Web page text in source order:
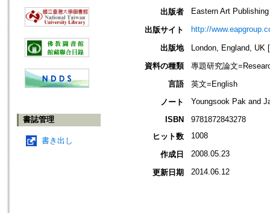
書誌管理
書き出し
出版者 Eastern Art Publishing
出版サイト http://
出版地
London, England, UK
資料の種類
專題研究論文
言語
英文=English
ノート
Youngsook Pak and
ISBN
9781872843278
ヒット数
1008
作成日 2008.05.23
更新日期 2014.06.12